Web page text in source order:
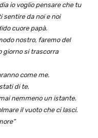
io voglio pensare che tu
sentire da noi e noi
cuore papà.
nostro, faremo del
giorno si trascorra
come me.
di te.
nemmeno un istante.
il vuoto che ci lasci.